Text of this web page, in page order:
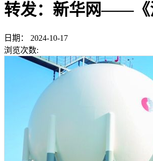
转发：新华网——《
日期：
2024-10-17
浏览次数: